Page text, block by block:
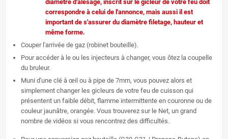
diamètre d'alésage, inscrit sur le gicleur de votre feu doit
correspondre à celui de l'annonce, mais aussi il est
important de s'assurer du diamètre filetage, hauteur et
même forme.
Couper l'arrivée de gaz (robinet bouteille).
Pour accéder à le ou les injecteurs à changer, vous ôtez la coupelle
du bruleur.
Muni d'une clé à œil ou à pipe de 7mm, vous pouvez alors et
simplement changer les gicleurs de votre feu de cuisson qui
présentent un faible débit, flamme intermittente en couronne ou de
couleur jaunâtre, orangée. Vous trouverez sur le Net, un grand
nombre de vidéos si vous rencontrez des difficultés.